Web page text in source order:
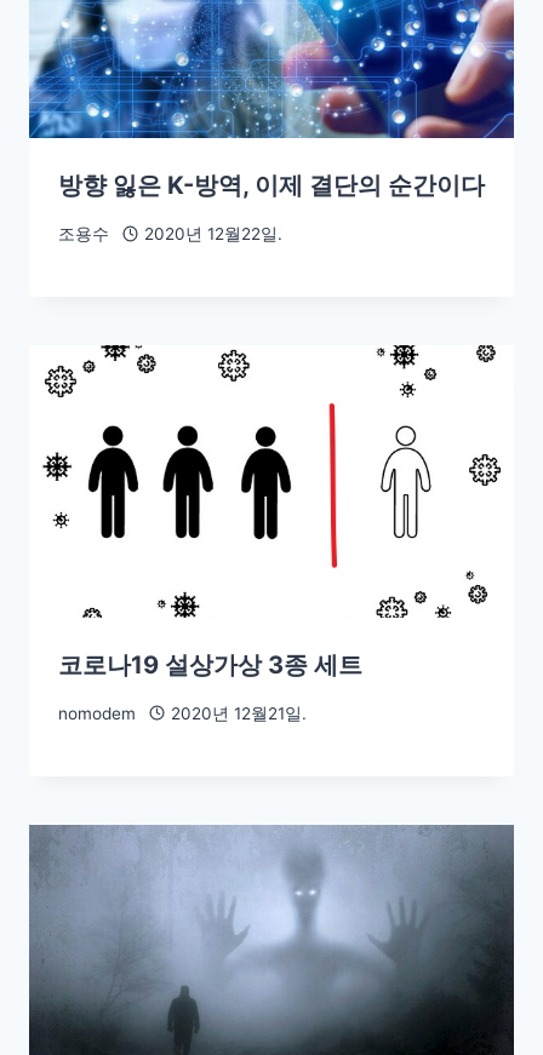
방향 잃은 K-방역, 이제 결단의 순간이다
조용수 2020년 12월22일.
코로나19 설상가상 3종 세트
nomodem 2020년 12월21일.